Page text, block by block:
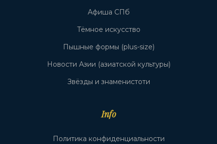
Афиша СПб
Тёмное искусство
Пышные формы (plus-size)
Новости Азии (азиатской культуры)
Звёзды и знаменистоти
Info
Политика конфиденциальности